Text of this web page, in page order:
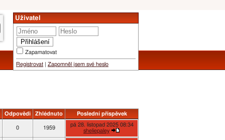
Uživatel
Zapamatovat
Registrovat Zapomněl jsem své heslo
Odpovědi Zhlédnuto Poslední příspěvek
0 1959
pá 28. listopad 2025 08:34
sheliepaley